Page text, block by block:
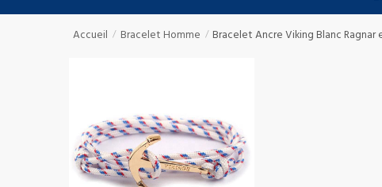
Accueil / Bracelet Homme / Bracelet Ancre Viking Blanc Ragnar